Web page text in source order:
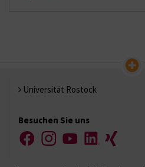
Universität Rostock
Besuchen Sie uns
FacebookInstagramYouTubeLinkedIn
Xing